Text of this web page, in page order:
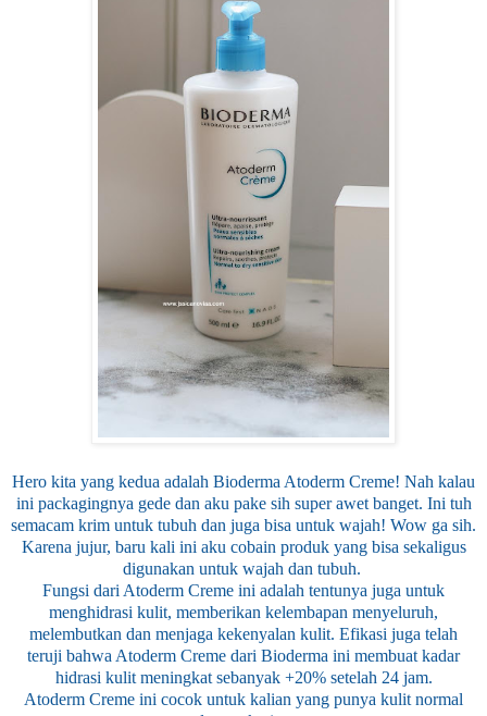
Hero kita yang kedua adalah Bioderma Atoderm Creme! Nah kalau
ini packagingnya gede dan aku pake sih super awet banget. Ini tuh
semacam krim untuk tubuh dan juga bisa untuk wajah! Wow ga sih.
Karena jujur, baru kali ini aku cobain produk yang bisa sekaligus
digunakan untuk wajah dan tubuh.
Fungsi dari Atoderm Creme ini adalah tentunya juga untuk
menghidrasi kulit, memberikan kelembapan menyeluruh,
melembutkan dan menjaga kekenyalan kulit. Efikasi juga telah
teruji bahwa Atoderm Creme dari Bioderma ini membuat kadar
hidrasi kulit meningkat sebanyak +20% setelah 24 jam.
Atoderm Creme ini cocok untuk kalian yang punya kulit normal